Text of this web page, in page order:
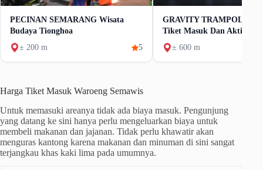
PECINAN SEMARANG Wisata
Budaya Tionghoa
± 200 m
5
GRAVITY TRAMPOLIN
Tiket Masuk Dan Aktivitas
± 600 m
Harga Tiket Masuk Waroeng Semawis
Untuk memasuki areanya tidak ada biaya masuk. Pengunjung
yang datang ke sini hanya perlu mengeluarkan biaya untuk
membeli makanan dan jajanan. Tidak perlu khawatir akan
menguras kantong karena makanan dan minuman di sini sangat
terjangkau khas kaki lima pada umumnya.